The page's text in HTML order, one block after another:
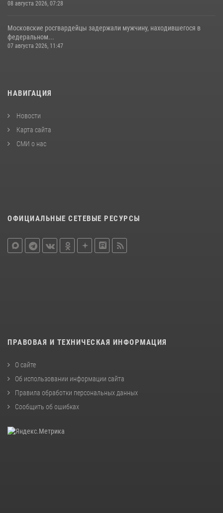
08 августа 2026, 07:28
Московские росгвардейцы задержали мужчину, находившегося в
федеральном...
07 августа 2026, 11:47
НАВИГАЦИЯ
Новости
Карта сайта
СМИ о нас
ОФИЦИАЛЬНЫЕ СЕТЕВЫЕ РЕСУРСЫ
ПРАВОВАЯ И ТЕХНИЧЕСКАЯ ИНФОРМАЦИЯ
О сайте
Об использовании информации сайта
Правила обработки персональных данных
Сообщить об ошибках